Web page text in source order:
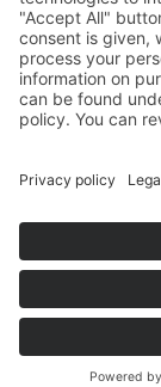
This site uses
technologies to
"Accept All"
After consent is
companies
companies can
DENY